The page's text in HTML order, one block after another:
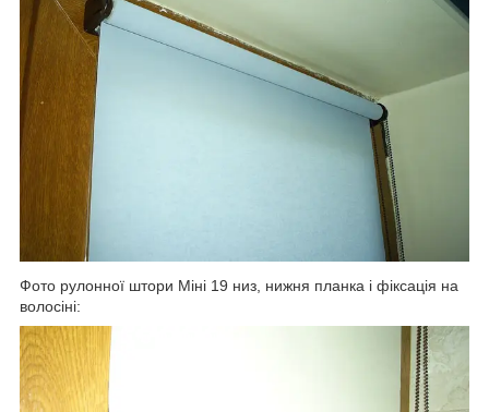
Фото рулонної штори Міні 19 низ, нижня планка і фіксація на
волосіні: